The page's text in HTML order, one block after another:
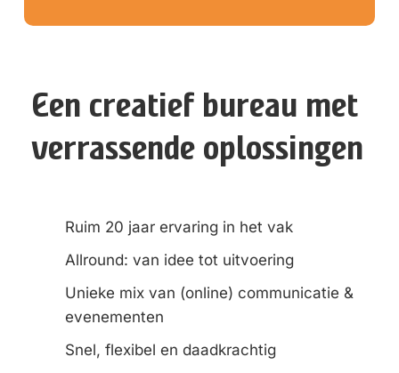
Een creatief bureau met
verrassende oplossingen
Ruim 20 jaar ervaring in het vak
Allround: van idee tot uitvoering
Unieke mix van (online) communicatie &
evenementen
Snel, flexibel en daadkrachtig